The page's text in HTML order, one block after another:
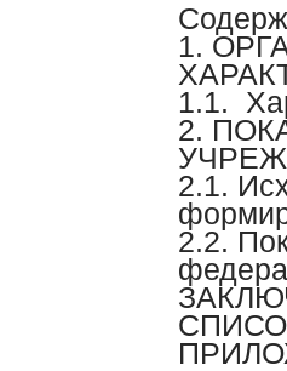
1.
1.1.
2.
2.1.
2.2.